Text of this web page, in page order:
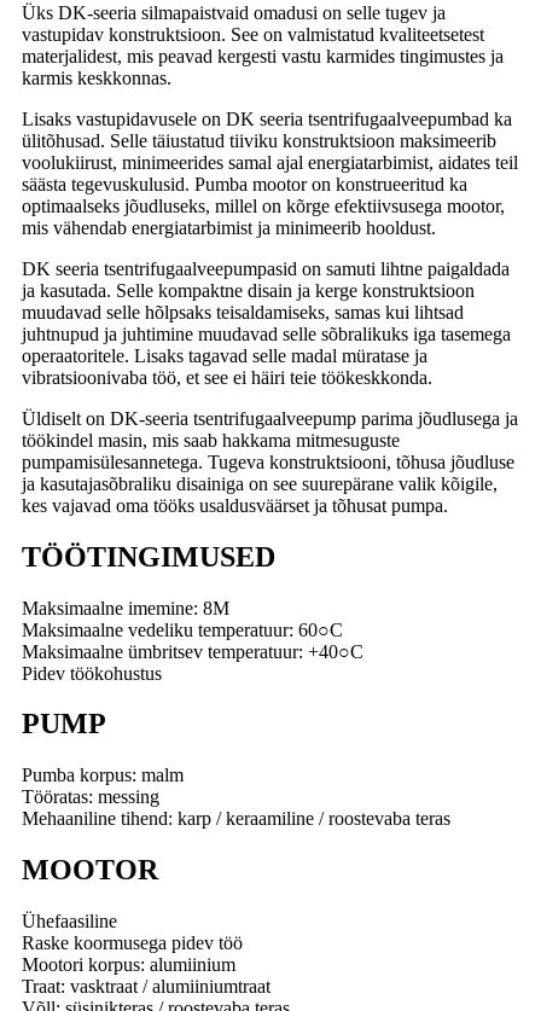
Üks DK-seeria silmapaistvaid omadusi on selle tugev ja
vastupidav konstruktsioon. See on valmistatud kvaliteetsetest
materjalidest, mis peavad kergesti vastu karmides tingimustes ja
karmis keskkonnas.
Lisaks vastupidavusele on DK seeria tsentrifugaalveepumbad ka
ülitõhusad. Selle täiustatud tiiviku konstruktsioon maksimeerib
voolukiirust, minimeerides samal ajal energiatarbimist, aidates teil
säästa tegevuskulusid. Pumba mootor on konstrueeritud ka
optimaalseks jõudluseks, millel on kõrge efektiivsusega mootor,
mis vähendab energiatarbimist ja minimeerib hooldust.
DK seeria tsentrifugaalveepumpasid on samuti lihtne paigaldada
ja kasutada. Selle kompaktne disain ja kerge konstruktsioon
muudavad selle hõlpsaks teisaldamiseks, samas kui lihtsad
juhtnupud ja juhtimine muudavad selle sõbralikuks iga tasemega
operaatoritele. Lisaks tagavad selle madal müratase ja
vibratsioonivaba töö, et see ei häiri teie töökeskkonda.
Üldiselt on DK-seeria tsentrifugaalveepump parima jõudlusega ja
töökindel masin, mis saab hakkama mitmesuguste
pumpamisülesannetega. Tugeva konstruktsiooni, tõhusa jõudluse
ja kasutajasõbraliku disainiga on see suurepärane valik kõigile,
kes vajavad oma tööks usaldusväärset ja tõhusat pumpa.
TÖÖTINGIMUSED
Maksimaalne imemine: 8M
Maksimaalne vedeliku temperatuur: 60○C
Maksimaalne ümbritsev temperatuur: +40○C
Pidev töökohustus
PUMP
Pumba korpus: malm
Tööratas: messing
Mehaaniline tihend: karp / keraamiline / roostevaba teras
MOOTOR
Ühefaasiline
Raske koormusega pidev töö
Mootori korpus: alumiinium
Traat: vasktraat / alumiiniumtraat